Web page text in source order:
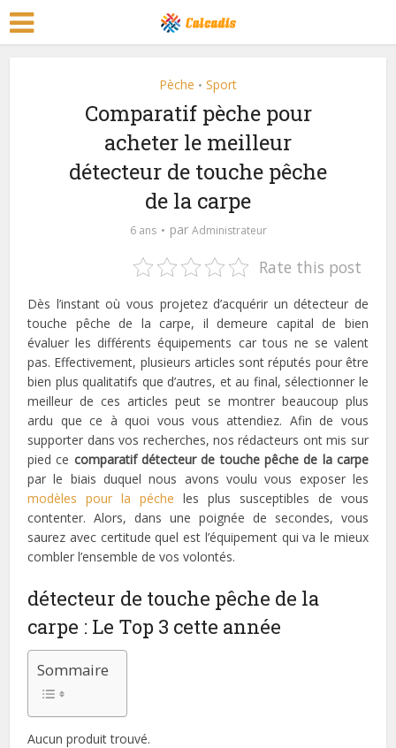
Pèche • Sport
Comparatif pèche pour
acheter le meilleur
détecteur de touche pêche
de la carpe
6 ans par Administrateur
Rate this post
Dès l’instant où vous projetez d’acquérir un détecteur de
touche pêche de la carpe, il demeure capital de bien
évaluer les différents équipements car tous ne se valent
pas. Effectivement, plusieurs articles sont réputés pour être
bien plus qualitatifs que d’autres, et au final, sélectionner le
meilleur de ces articles peut se montrer beaucoup plus
ardu que ce à quoi vous vous attendiez. Afin de vous
supporter dans vos recherches, nos rédacteurs ont mis sur
pied ce comparatif détecteur de touche pêche de la carpe
par le biais duquel nous avons voulu vous exposer les
modèles pour la péche les plus susceptibles de vous
contenter. Alors, dans une poignée de secondes, vous
saurez avec certitude quel est l’équipement qui va le mieux
combler l’ensemble de vos volontés.
détecteur de touche pêche de la
carpe : Le Top 3 cette année
Sommaire
Aucun produit trouvé.